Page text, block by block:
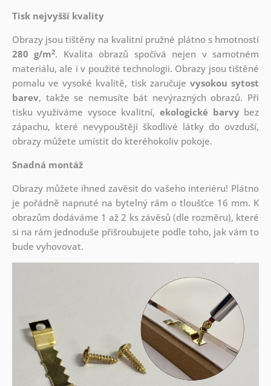
Tisk nejvyšší kvality
Obrazy jsou tištěny na kvalitní pružné plátno s hmotností
280 g/m2. Kvalita obrazů spočívá nejen v samotném
materiálu, ale i v použité technologii. Obrazy jsou tištěné
pomalu ve vysoké kvalitě, tisk zaručuje vysokou sytost
barev, takže se nemusíte bát nevýrazných obrazů. Při
tisku využíváme vysoce kvalitní,ekologické barvybez
zápachu, které nevypouštějí škodlivé látky do ovzduší,
obrazy můžete umístit do kteréhokoliv pokoje.
Snadná montáž
Obrazy můžete ihned zavěsit do vašeho interiéru! Plátno
je pořádně napnuté na bytelný rám o tloušťce 16 mm. K
obrazům dodáváme 1 až 2 ks závěsů (dle rozměru), které
si na rám jednoduše přišroubujete podle toho, jak vám to
bude vyhovovat.